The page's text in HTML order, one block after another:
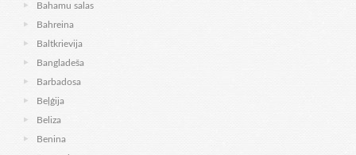
Bahamu salas
Bahreina
Baltkrievija
Bangladeša
Barbadosa
Beļģija
Beliza
Benina